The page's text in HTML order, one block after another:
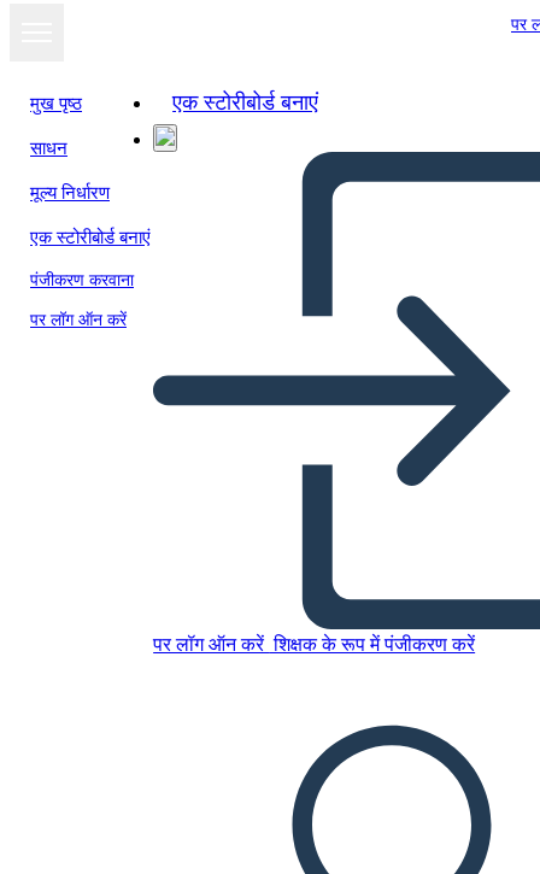
पर
मुख पृष्ठ
साधन
मूल्य निर्धारण
एक स्टोरीबोर्ड बनाएं
पंजीकरण करवाना
पर लॉग ऑन करें
एक स्टोरीबोर्ड बनाएं
पर लॉग ऑन करें शिक्षक के रूप में पंजीकरण करें
इस स्टोरीबोर्ड को कॉपी करें
स्टोरीबोर्ड बनाएं
मुझे पढ़कर सुनाओ